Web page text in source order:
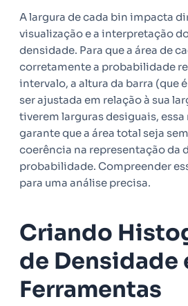
A largura de cada bin impacta
visualização e a interpretação
densidade. Para que a área de
corretamente a probabilidade
intervalo, a altura da barra (que
ser ajustada em relação à sua
tiverem larguras desiguais,
garante que a área total seja
coerência na representação da
probabilidade. Compreender
para uma análise precisa.
Criando
de Densidade
Ferramentas